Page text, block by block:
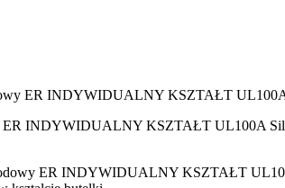
ER INDYWIDUALNY KSZTAŁT